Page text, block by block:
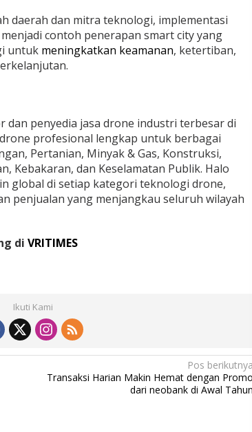
daerah dan mitra teknologi, implementasi
contoh penerapan smart city yang
untuk meningkatkan keamanan, ketertiban,
penyedia jasa drone industri terbesar di
profesional lengkap untuk berbagai
Pertanian, Minyak & Gas, Konstruksi,
Kebakaran, dan Keselamatan Publik. Halo
global di setiap kategori teknologi drone,
penjualan yang menjangkau seluruh wilayah
di VRITIMES
Ikuti Kami
Pos berikutnya
Transaksi Harian Makin Hemat dengan Promo
dari neobank di Awal Tahun